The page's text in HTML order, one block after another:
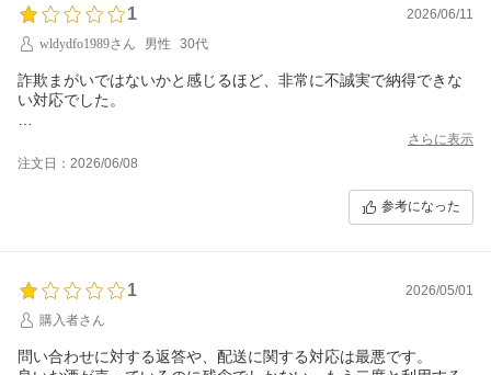
1
2026/06/11
wldydfo1989さん
男性 30代
詐欺まがいではないかと感じるほど、非常に不誠実で納得できな
い対応でした。
「ルイ・ロデレール コレクション242」を注文したにもかかわら
ず、実際に届いたのは「コレクション246」でした。問い合わせた
更になる可能性がある」といった説明を受けましたが、この説明
に関わる重要な表示です。242と246は同じものではなく、ワイン
を選ぶうえで非常に重要な違いがあります。それを「在庫状況に
よるNoの違い」のように説明されるのは、購入者を軽視している
としか思えません。
さらに表示
注文日：2026/06/08
参考になった
1
2026/05/01
購入者さん
問い合わせに対する返答や、配送に関する対応は最悪です。